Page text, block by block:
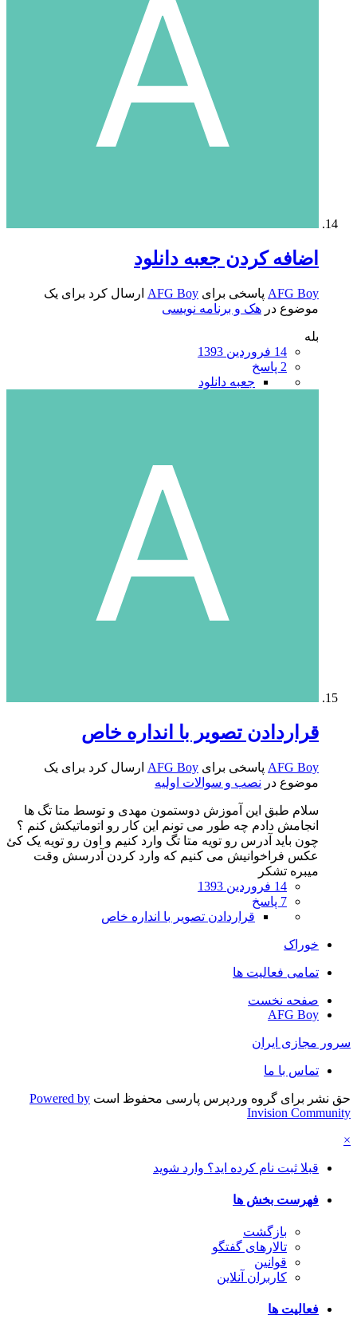
اضافه کردن جعبه دانلود
AFG Boy پاسخی برای AFG Boy ارسال کرد برای یک
موضوع در هک و برنامه نویسی
بله
14 فروردین 1393
2 پاسخ
جعبه دانلود
قراردادن تصویر با انداره خاص
AFG Boy پاسخی برای AFG Boy ارسال کرد برای یک
موضوع در نصب و سوالات اولیه
سلام طبق این آموزش دوستمون مهدی و توسط متا تگ ها
انجامش دادم چه طور می تونم این کار رو اتوماتیکش کنم ؟
چون باید آدرس رو تویه متا تگ وارد کنیم و اون رو تویه یک کئ
عکس فراخوانیش می کنیم که وارد کردن آدرسش وقت
میبره تشکر
14 فروردین 1393
7 پاسخ
قراردادن تصویر با انداره خاص
خوراک
تمامی فعالیت ها
صفحه نخست
AFG Boy
سرور مجازی ایران
تماس با ما
حق نشر برای گروه وردپرس پارسی محفوظ است Powered by
Invision Community
×
قبلا ثبت نام کرده اید؟ وارد شوید
فهرست بخش ها
بازگشت
تالارهای گفتگو
قوانین
کاربران آنلاین
فعالیت ها